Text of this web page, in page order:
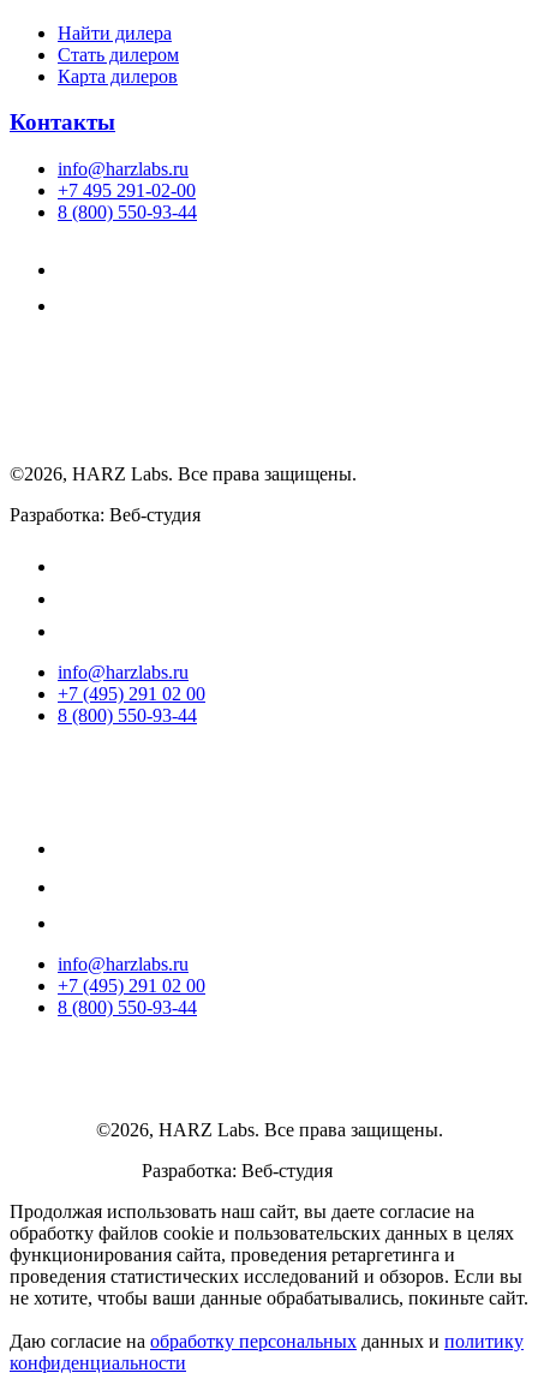
Найти дилера
Cтать дилером
Карта дилеров
Контакты
info@harzlabs.ru
+7 495 291-02-00
8 (800) 550-93-44
©2026, HARZ Labs. Все права защищены.
Разработка: Веб-студия
info@harzlabs.ru
+7 (495) 291 02 00
8 (800) 550-93-44
info@harzlabs.ru
+7 (495) 291 02 00
8 (800) 550-93-44
©2026, HARZ Labs. Все права защищены.
Разработка: Веб-студия
Продолжая использовать наш сайт, вы даете согласие на
обработку файлов cookie и пользовательских данных в целях
функционирования сайта, проведения ретаргетинга и
проведения статистических исследований и обзоров. Если вы
не хотите, чтобы ваши данные обрабатывались, покиньте сайт.
Даю согласие на обработку персональных данных и политику
конфиденциальности